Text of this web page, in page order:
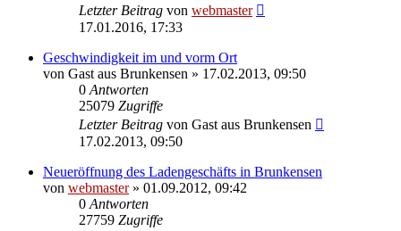
Letzter Beitrag von webmaster
17.01.2016, 17:33
Geschwindigkeit im und vorm Ort
von Gast aus Brunkensen » 17.02.2013, 09:50
0 Antworten
25079 Zugriffe
Letzter Beitrag von Gast aus Brunkensen
17.02.2013, 09:50
Neueröffnung des Ladengeschäfts in Brunkensen
von webmaster» 01.09.2012, 09:42
0 Antworten
27759 Zugriffe